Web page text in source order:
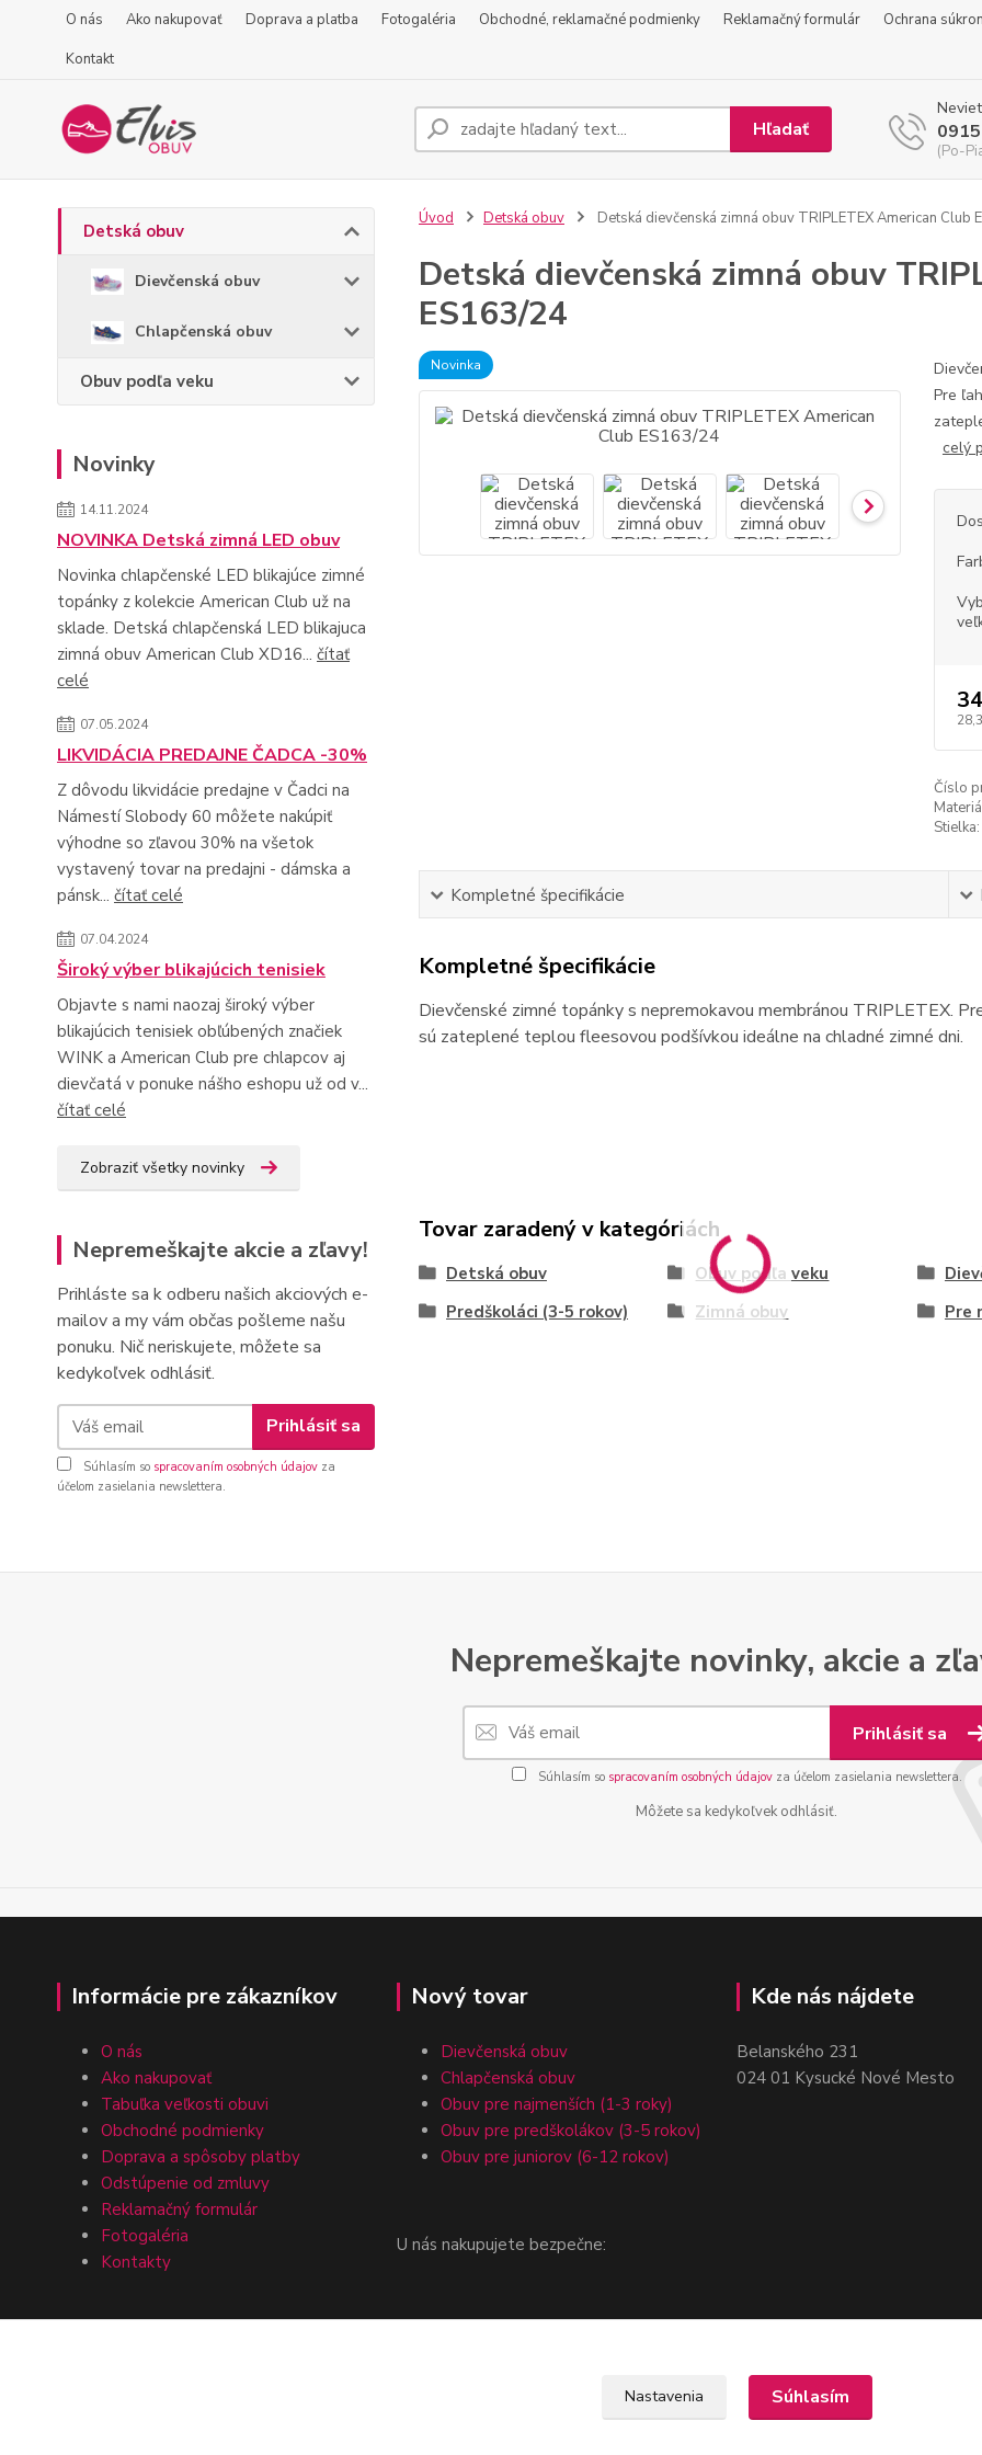
O nás Ako nakupovať Doprava a platba Fotogaléria Obchodné, reklamačné podmienky Reklamačný formulár
Ochrana
Kontakt
Hľadať
(Po-
Detská obuv
Dievčenská obuv
Chlapčenská obuv
Obuv podľa veku
Novinky
14.11.2024
NOVINKA Detská zimná LED obuv
Novinka chlapčenské LED blikajúce zimné
topánky z kolekcie American Club už na
sklade. Detská chlapčenská LED blikajuca
zimná obuv American Club XD16... čítať
celé
07.05.2024
LIKVIDÁCIA PREDAJNE ČADCA -30%
Z dôvodu likvidácie predajne v Čadci na
Námestí Slobody 60 môžete nakúpiť
výhodne so zľavou 30% na všetok
vystavený tovar na predajni - dámska a
pánsk... čítať celé
07.04.2024
Široký výber blikajúcich tenisiek
Objavte s nami naozaj široký výber
blikajúcich tenisiek obľúbených značiek
WINK a American Club pre chlapcov aj
dievčatá v ponuke nášho eshopu už od v...
čítať celé
Zobraziť všetky novinky
Nepremeškajte akcie a zľavy!
Prihláste sa k odberu našich akciových e-
mailov a my vám občas pošleme našu
ponuku. Nič neriskujete, môžete sa
kedykoľvek odhlásiť.
Prihlásiť sa
Súhlasím so spracovaním osobných údajov za
účelom zasielania newslettera.
Úvod Detská obuv Detská dievčenská zimná obuv TRIPLETEX American Club
Detská dievčenská zimná obuv
ES163/24
Novinka
Pre
celý
Číslo
Stielka:
Kompletné špecifikácie
Kompletné špecifikácie
Dievčenské zimné topánky s nepremokavou membránou TRIPLETEX.
sú zateplené teplou fleesovou podšívkou ideálne na chladné zimné dni.
Tovar zaradený v kategóriách
Detská obuv Obuv podľa veku
Predškoláci (3-5 rokov)
Zimná obuv Pre
Nepremeškajte novinky, akcie a
Prihlásiť sa
Súhlasím so spracovaním osobných údajovza účelom zasielania newslettera.
Môžete sa kedykoľvek odhlásiť.
Informácie pre zákazníkov
O nás
Ako nakupovať
Tabuľka veľkosti obuvi
Obchodné podmienky
Doprava a spôsoby platby
Odstúpenie od zmluvy
Reklamačný formulár
Fotogaléria
Kontakty
Nový tovar
Dievčenská obuv
Chlapčenská obuv
Obuv pre najmenších (1-3 roky)
Obuv pre predškolákov (3-5 rokov)
Obuv pre juniorov (6-12 rokov)
U nás nakupujete bezpečne:
Kde nás nájdete
Belanského 231
024 01 Kysucké Nové Mesto
Nastavenia Súhlasím